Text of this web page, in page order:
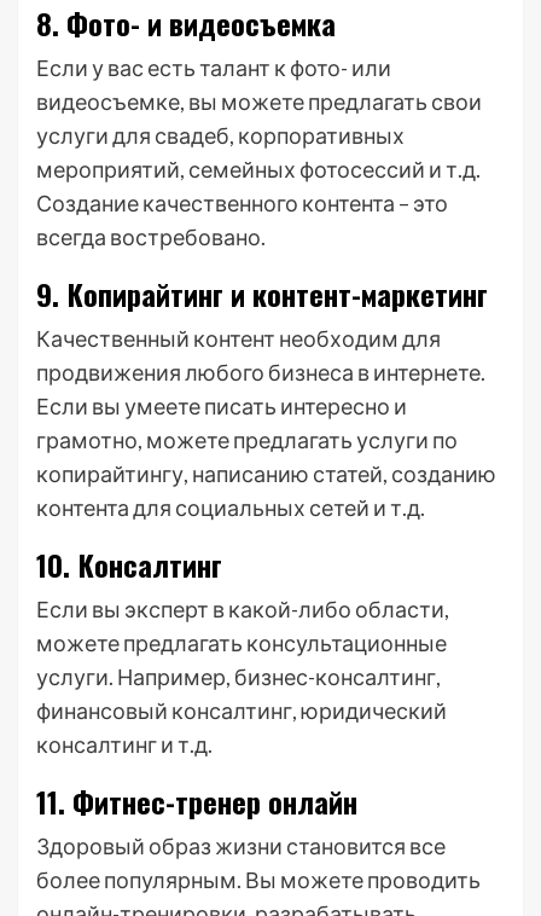
8. Фото- и видеосъемка
Если у вас есть талант к фото- или
видеосъемке, вы можете предлагать свои
услуги для свадеб, корпоративных
мероприятий, семейных фотосессий и т.д.
Создание качественного контента – это
всегда востребовано.
9. Копирайтинг и контент-маркетинг
Качественный контент необходим для
продвижения любого бизнеса в интернете.
Если вы умеете писать интересно и
грамотно, можете предлагать услуги по
копирайтингу, написанию статей, созданию
контента для социальных сетей и т.д.
10. Консалтинг
Если вы эксперт в какой-либо области,
можете предлагать консультационные
услуги. Например, бизнес-консалтинг,
финансовый консалтинг, юридический
консалтинг и т.д.
11. Фитнес-тренер онлайн
Здоровый образ жизни становится все
более популярным. Вы можете проводить